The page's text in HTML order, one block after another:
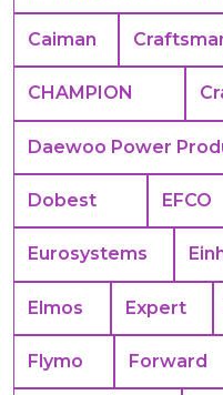
Caiman
CHAMPION
Daewoo Power
Dobest EFCO
Eurosystems
Elmos Expert
Flymo Forward